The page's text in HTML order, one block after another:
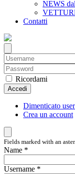
NEWS
Contatti
Ricordami
Accedi
Dimenticato
Crea un account
Fields marked with an
Name *
Username *